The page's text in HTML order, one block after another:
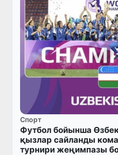
Спорт
Футбол бойынша
қызлар сайланды
турнири жеңимпазы